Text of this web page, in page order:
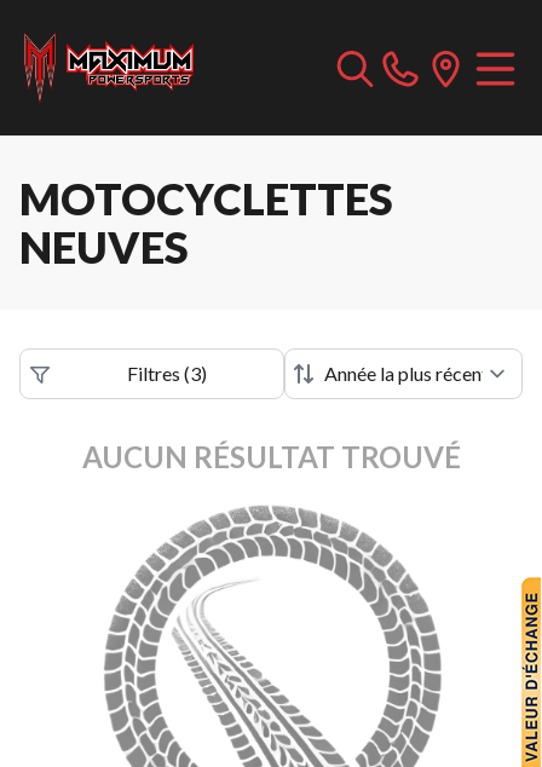
MOTOCYCLETTES
NEUVES
Filtres (3)
AUCUN RÉSULTAT TROUVÉ